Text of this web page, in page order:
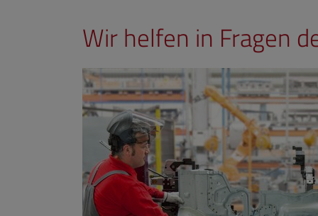
Wir helfen in Fragen